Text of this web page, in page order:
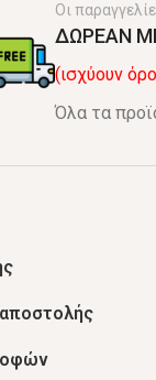
Οι
ΔΩΡΕΑΝ
(ισχύουν
Όλα τα